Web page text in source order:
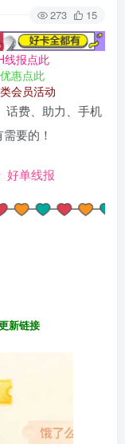
273 15
线报点此
惠点此
会员活动
话费、助力、手机
要的！
好单线报
新链接